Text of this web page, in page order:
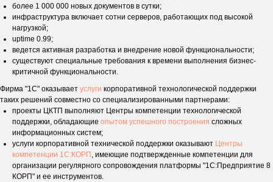
более 1 000 000 новых документов в сутки;
инфраструктура включает сотни серверов, работающих под высокой
нагрузкой;
uptime 0.99;
ведется активная разработка и внедрение новой функциональности;
существуют специальные требования к времени выполнения бизнес-
критичной функциональности.
Фирма "1С" оказывает услуги корпоративной технологической поддержки
таких решений совместно со специализированными партнерами:
проекты ЦКТП выполняют Центры компетенции технологической
поддержки, обладающие опытом успешного построения сложных
информационных систем;
услуги корпоративной технической поддержки оказывают Центры
компетенции 1С:КОРП , имеющие подтвержденные компетенции для
организации регулярного сопровождения платформы "1С:Предприятие 8
КОРП" и ее инструментов.